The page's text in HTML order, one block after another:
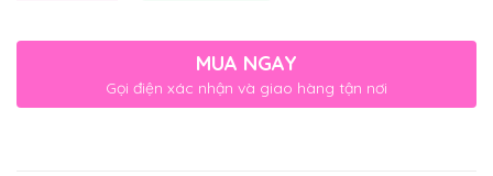
MUA NGAY
Gọi điện xác nhận và giao hàng tận nơi